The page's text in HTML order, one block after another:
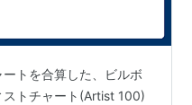
トを合算した、ビルボ
ストチャート(Artist 100)